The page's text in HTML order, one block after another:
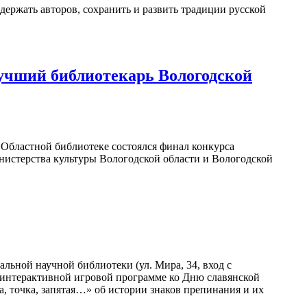
авторов, сохранить и развить традиции русской
библиотекарь Вологодской
библиотеке состоялся финал конкурса
культуры Вологодской области и Вологодской
научной библиотеки (ул. Мира, 34, вход с
игровой программе ко Дню славянской
точка, запятая…» об истории знаков препинания и их